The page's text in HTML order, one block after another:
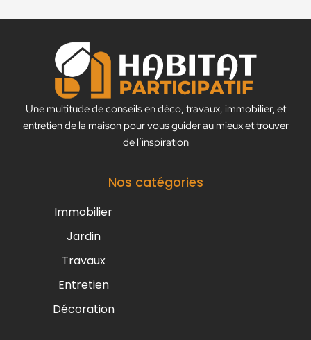
Une multitude de conseils en déco, travaux, immobilier, et
entretien de la maison pour vous guider au mieux et trouver
de l’inspiration
Nos catégories
Immobilier
Jardin
Travaux
Entretien
Décoration